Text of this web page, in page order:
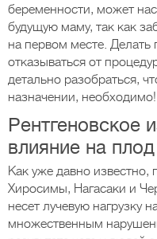
беременности, может
будущую маму, так как
на первом месте.
отказываться от
детально разобраться,
назначении, необходимо!
Рентгеновское
влияние на плод
Как уже давно известно,
Хиросимы, Нагасаки и
несет лучевую нагрузку
множественным